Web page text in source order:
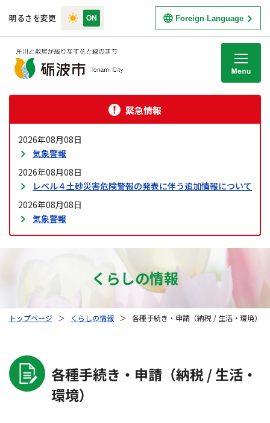
明るさを変更 Foreign Language
緊急情報
2026年08月08日
気象警報
2026年08月08日
レベル４土砂災害危険警報の発表に伴う追加情報について
2026年08月08日
気象警報
くらしの情報
トップページ ＞ くらしの情報 ＞ 各種手続き・申請（納税 / 生活・環境）
各種手続き・申請（納税 / 生活・
環境）